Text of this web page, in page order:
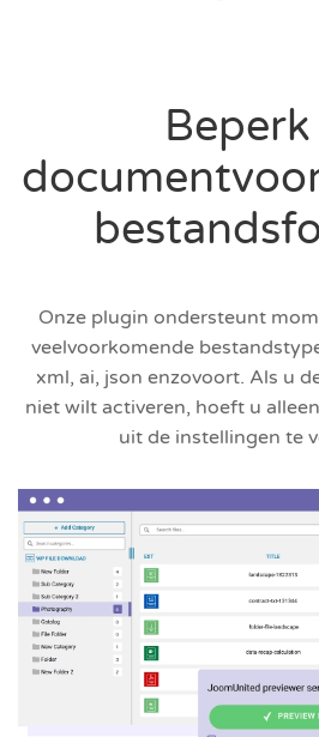
Onze plugin ondersteunt
veelvoorkomende
xml, ai, json enzovoort. Als u
niet wilt activeren, hoeft u
uit de instellingen te